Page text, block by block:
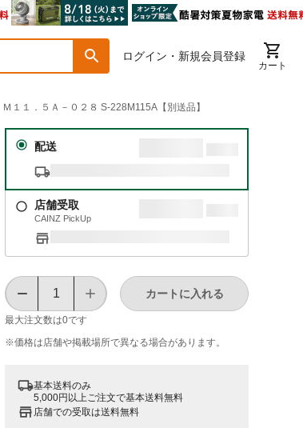
ログイン・新規会員登録
カート
１．５Ａ－０２８ S-228M115A【別送品】
配送
店舗受取
CAINZ PickUp
最大注文数は0です
カートに入れる
※価格は​店舗や​掲載場所で​異なる​場合が​あります。
基本送料のみ
5,000円以上ご注文で基本送料無料
店舗での受取は送料無料